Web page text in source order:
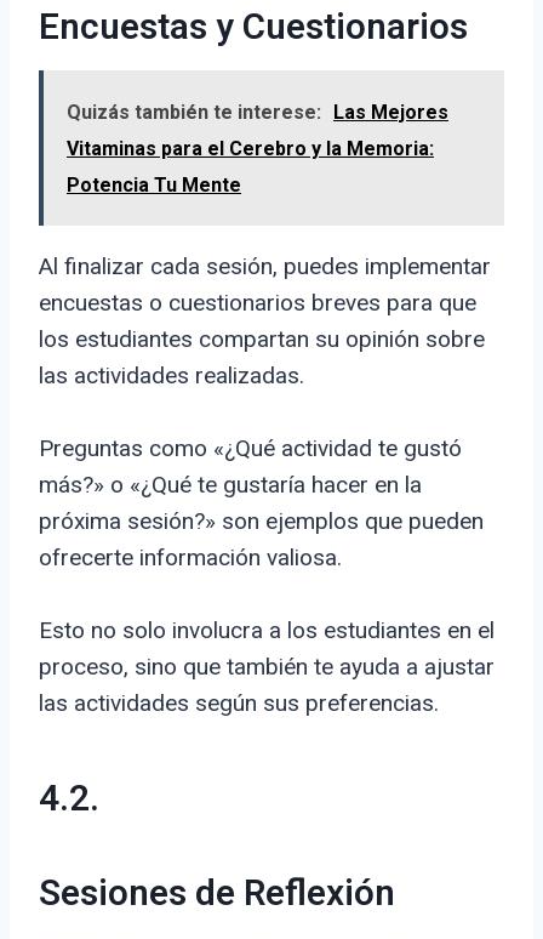
Encuestas y Cuestionarios
Quizás también te interese:
Las Mejores
Vitaminas para el Cerebro y la Memoria:
Potencia Tu Mente
Al finalizar cada sesión, puedes implementar
encuestas o cuestionarios breves para que
los estudiantes compartan su opinión sobre
las actividades realizadas.
Preguntas como «¿Qué actividad te gustó
más?» o «¿Qué te gustaría hacer en la
próxima sesión?» son ejemplos que pueden
ofrecerte información valiosa.
Esto no solo involucra a los estudiantes en el
proceso, sino que también te ayuda a ajustar
las actividades según sus preferencias.
4.2.
Sesiones de Reflexión